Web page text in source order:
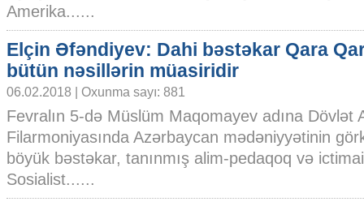
Amerika......
Elçin Əfəndiyev: Dahi bəstəkar Qara
bütün nəsillərin müasiridir
06.02.2018 | Oxunma sayı: 881
Fevralın 5-də Müslüm Maqomayev adına Dövlət
Filarmoniyasında Azərbaycan mədəniyyətinin
böyük bəstəkar, tanınmış alim-pedaqoq və
Sosialist......